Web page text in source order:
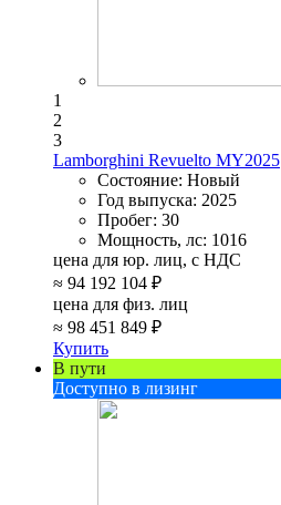
1
2
3
Lamborghini Revuelto MY2025
Состояние: Новый
Год выпуска: 2025
Пробег: 30
Мощность, лс: 1016
цена для юр. лиц, с НДС
≈ 94 192 104 ₽
цена для физ. лиц
≈ 98 451 849 ₽
Купить
В пути
Доступно в лизинг